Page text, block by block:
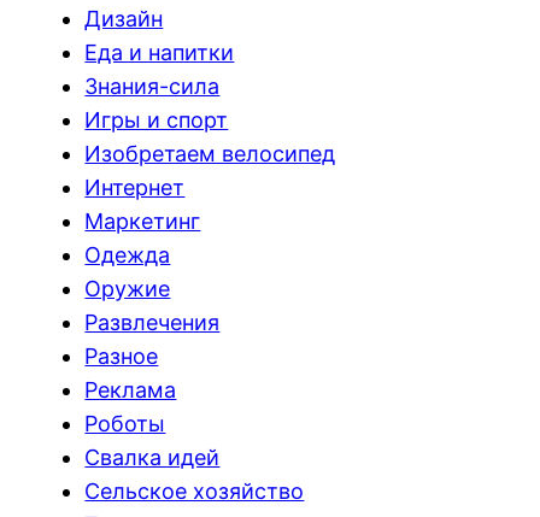
Дизайн
Еда и напитки
Знания-сила
Игры и спорт
Изобретаем велосипед
Интернет
Маркетинг
Одежда
Оружие
Развлечения
Разное
Реклама
Роботы
Свалка идей
Сельское хозяйство